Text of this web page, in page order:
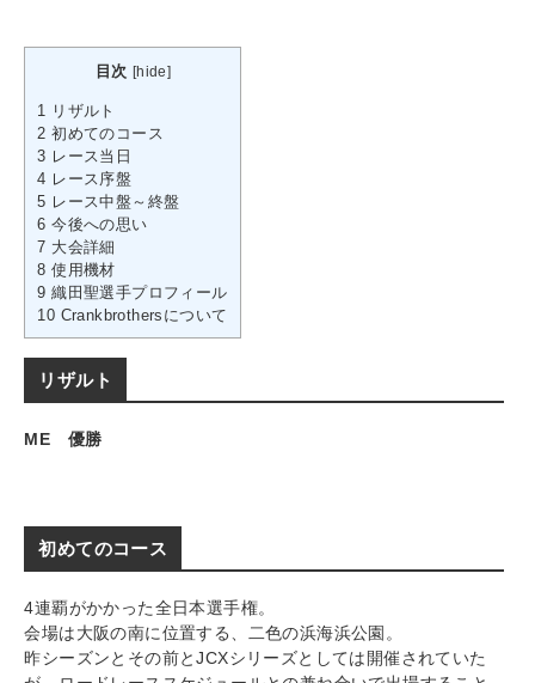
目次 [hide]
1
リザルト
2 初めてのコース
3 レース当日
4 レース序盤
5 レース中盤～終盤
6 今後への思い
7 大会詳細
8 使用機材
9 織田聖選手プロフィール
10 Crankbrothersについて
リザルト
ME 優勝
初めてのコース
4連覇がかかった全日本選手権。
会場は大阪の南に位置する、二色の浜海浜公園。
昨シーズンとその前とJCXシリーズとしては開催されていた